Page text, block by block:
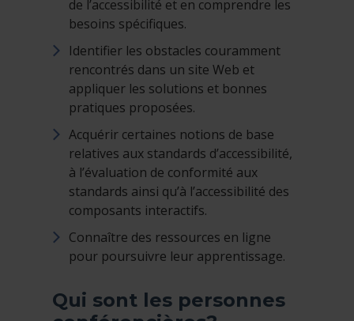
de l’accessibilité et en comprendre les
besoins spécifiques.
Identifier les obstacles couramment
rencontrés dans un site Web et
appliquer les solutions et bonnes
pratiques proposées.
Acquérir certaines notions de base
relatives aux standards d’accessibilité,
à l’évaluation de conformité aux
standards ainsi qu’à l’accessibilité des
composants interactifs.
Connaître des ressources en ligne
pour poursuivre leur apprentissage.
Qui sont les personnes